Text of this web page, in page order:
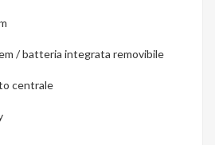
/ batteria integrata removibile
centrale